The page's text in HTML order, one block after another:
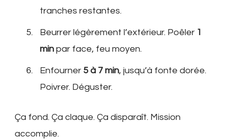
tranches restantes.
Beurrer légèrement l’extérieur. Poêler 1
min par face, feu moyen.
Enfourner 5 à 7 min, jusqu’à fonte dorée.
Poivrer. Déguster.
Ça fond. Ça claque. Ça disparaît. Mission
accomplie.